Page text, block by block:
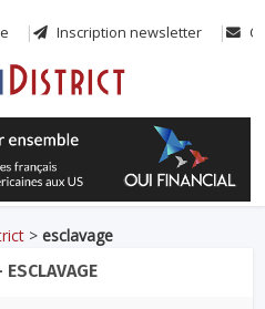
Inscription newsletter
>esclavage